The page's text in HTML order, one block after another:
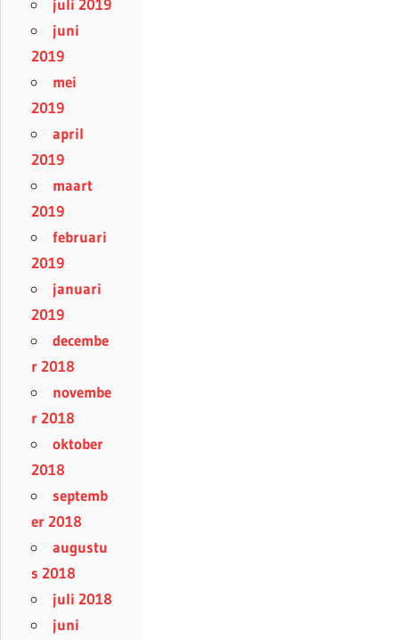
juli 2019
juni
2019
mei
2019
april
2019
maart
2019
februari
2019
januari
2019
decembe
r 2018
novembe
r 2018
oktober
2018
septemb
er 2018
augustu
s 2018
juli 2018
juni